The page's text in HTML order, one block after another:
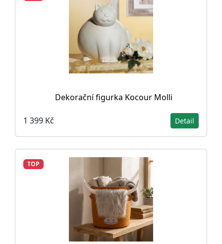
Dekorační figurka Kocour Molli
1 399 Kč Detail
TOP